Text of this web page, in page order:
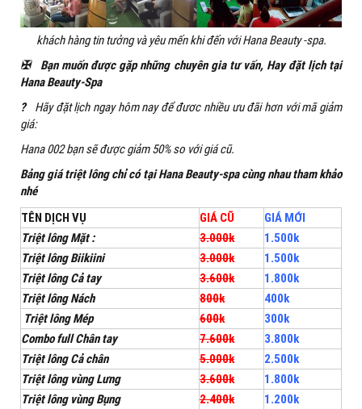
khách hàng tin tưởng và yêu mến khi đến với Hana Beauty -spa.
✠ Bạn muốn được gặp những chuyên gia tư vấn, Hay đặt lịch tại
Hana Beauty-Spa
? Hãy đặt lịch ngay hôm nay để đươc nhiều ưu đãi hơn với mã giảm
giá:
Hana 002 bạn sẽ được giảm 50% so với giá cũ.
Bảng giá triệt lông chỉ có tại Hana Beauty-spa cùng nhau tham khảo
nhé
TÊN DỊCH VỤ
GIÁ CŨ
GIÁ MỚI
Triệt lông Mặt :
3.000k
1.500k
Triệt lông Biikiini
3.000k
1.500k
Triệt lông Cả tay
3.600k
1.800k
Triệt lông Nách
800k
400k
Triệt lông Mép
600k
300k
Combo full Chân tay
7.600k
3.800k
Triệt lông Cả chân
5.000k
2.500k
Triệt lông vùng Lưng
3.600k
1.800k
Triệt lông vùng Bụng
2.400k
1.200k